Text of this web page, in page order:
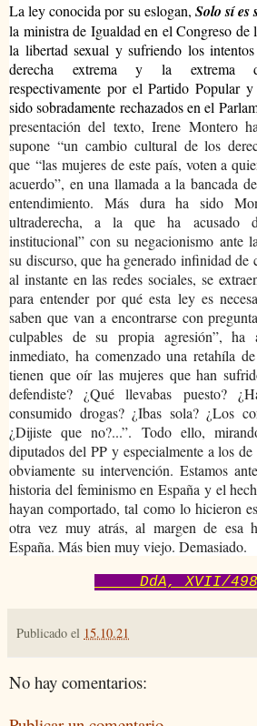
La ley conocida por su eslogan, Solo sí es
la ministra de Igualdad en el Congreso
la libertad sexual y sufriendo los
derecha extrema y la extrema
respectivamente por el Partido Popular
sido sobradamente rechazados en el
presentación del texto, Irene Montero
supone “un cambio cultural de los
que “las mujeres de este país, voten a
acuerdo”, en una llamada a la bancada
entendimiento. Más dura ha sido
ultraderecha, a la que ha acusado
institucional” con su negacionismo ante
su discurso, que ha generado infinidad de
al instante en las redes sociales, se
para entender por qué esta ley es
saben que van a encontrarse con
culpables de su propia agresión”, ha
inmediato, ha comenzado una retahíla
tienen que oír las mujeres que han
defendiste? ¿Qué llevabas puesto?
consumido drogas? ¿Ibas sola? ¿Los
¿Dijiste que no?...”. Todo ello,
diputados del PP y especialmente a los
obviamente su intervención. Estamos
historia del feminismo en España y el
hayan comportado, tal como lo hicieron
otra vez muy atrás, al margen de esa
España. Más bien muy viejo. Demasiado.
DdA, XVII/
Publicado el 15.10.21
No hay comentarios: